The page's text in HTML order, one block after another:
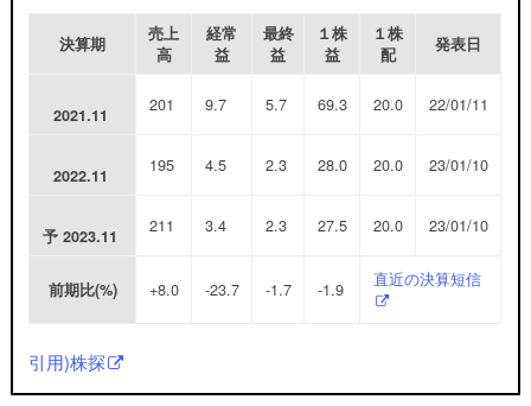
決算期
売上
高
経常
益
最終
益
１株
益
１株
配
発表日
2021.11 201 9.7 5.7 69.3 20.0 22/01/11
2022.11 195 4.5 2.3 28.0 20.0 23/01/10
予2023.11 211 3.4 2.3 27.5 20.0 23/01/10
前期比(%) +8.0 -23.7 -1.7 -1.9 直近の決算短信
引用)株探